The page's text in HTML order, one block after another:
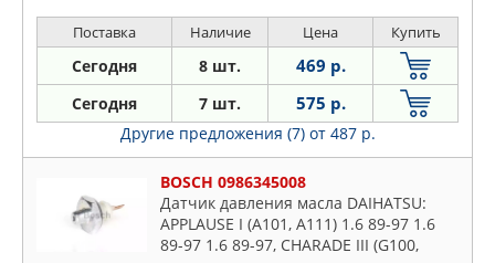
Soft Top (F7, F8) 2 85-93 2
Поставка Наличие Цена Купить
Сегодня 8 шт. 469 р.
Сегодня 7 шт. 575 р.
Другие предложения (7) от 487 р.
BOSCH 0986345008
Датчик давления масла DAIHATSU:
APPLAUSE I (A101, A111) 1.6 89-97 1.6
89-97 1.6 89-97, CHARADE III (G100,